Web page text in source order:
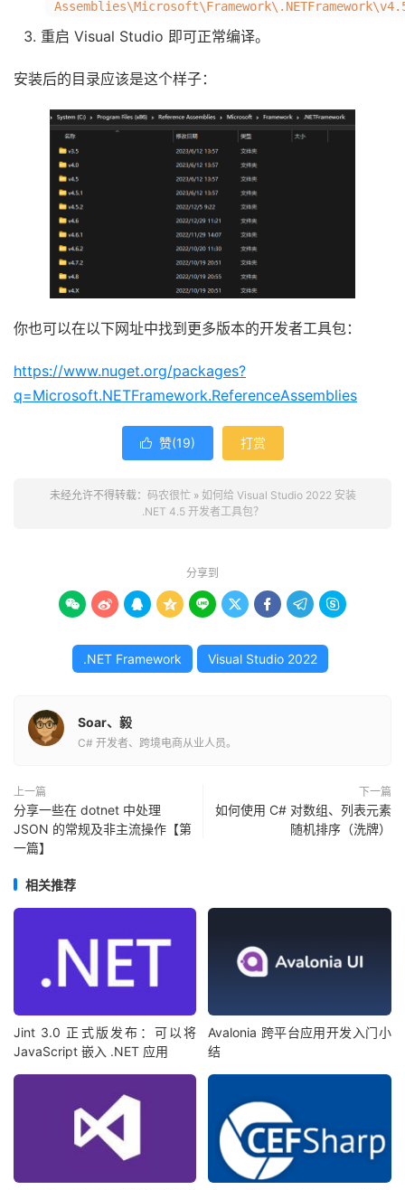
重启 Visual Studio 即可正常编译。
安装后的目录应该是这个样子：
你也可以在以下网址中找到更多版本的开发者工具包：
https://www.nuget.org/packages?
q=Microsoft.NETFramework.ReferenceAssemblies
 赞(19) 打赏
未经允许不得转载： 码农很忙» 如何给 Visual Studio 2022 安装
.NET 4.5 开发者工具包？
分享到
        
.NET Framework Visual Studio 2022
Soar、毅
C# 开发者、跨境电商从业人员。
上一篇
分享一些在 dotnet 中处理
JSON 的常规及非主流操作【第
一篇】
下一篇
如何使用 C# 对数组、列表元素
随机排序（洗牌）
相关推荐
Jint 3.0 正式版发布：可以将
JavaScript 嵌入 .NET 应用
Avalonia 跨平台应用开发入门小
结